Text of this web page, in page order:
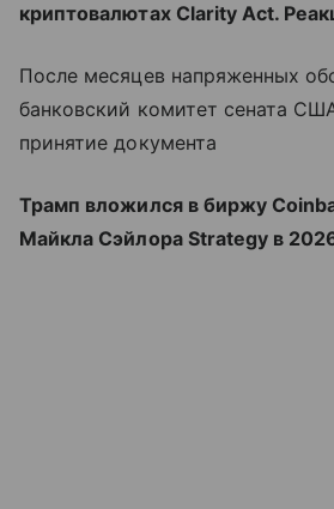
криптовалютах Clarity Act.
После месяцев напряженных
банковский комитет сената
принятие документа
Трамп вложился в биржу
Майкла Сэйлора Strategy в